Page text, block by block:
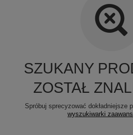
SZUKANY
ZOSTAŁ
Spróbuj sprecyzować dokładniejsze
wyszukiwarki